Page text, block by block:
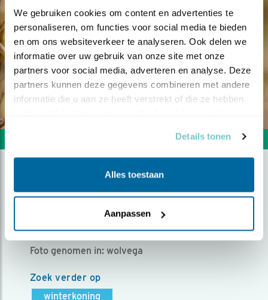
We gebruiken cookies om content en advertenties te
personaliseren, om functies voor social media te bieden
en om ons websiteverkeer te analyseren. Ook delen we
informatie over uw gebruik van onze site met onze
partners voor social media, adverteren en analyse. Deze
partners kunnen deze gegevens combineren met andere
informatie die u aan ze heeft verstrekt of die ze hebben
Details tonen
Alles toestaan
Aanpassen
Vorige foto
WINTERKONING
Door rene zondergeld | Geplaatst op donderdag 16
oktober 2025 |
626 views
Foto genomen in: wolvega
Zoek verder op
winterkoning